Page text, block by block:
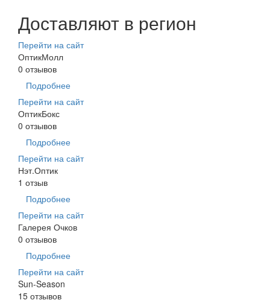
Доставляют в регион
Перейти на сайт
ОптикМолл
0 отзывов
Подробнее
Перейти на сайт
ОптикБокс
0 отзывов
Подробнее
Перейти на сайт
Нэт.Оптик
1 отзыв
Подробнее
Перейти на сайт
Галерея Очков
0 отзывов
Подробнее
Перейти на сайт
Sun-Season
15 отзывов